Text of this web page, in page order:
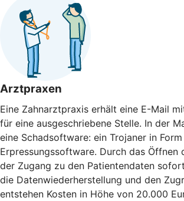
Arztpraxen
Eine Zahnarztpraxis erhält eine E-Mail
für eine ausgeschriebene Stelle. In der
eine Schadsoftware: ein Trojaner in
Erpressungssoftware. Durch das Öffnen
der Zugang zu den Patientendaten
die Datenwiederherstellung und den
entstehen Kosten in Höhe von 20.000